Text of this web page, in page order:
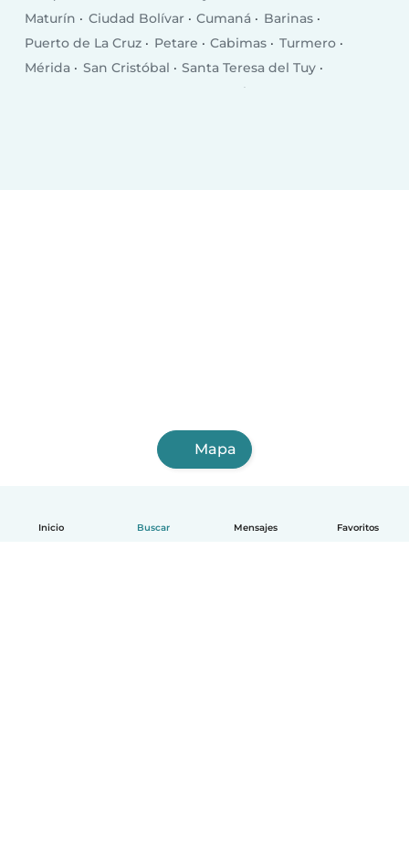
Inicio Buscar Mensajes Favoritos
Maturín
Ciudad Bolívar Cumaná
Barinas
Puerto de La Cruz
Petare Cabimas
Turmero
Mérida
San Cristóbal
Santa Teresa del Tuy
Valera
Mapa